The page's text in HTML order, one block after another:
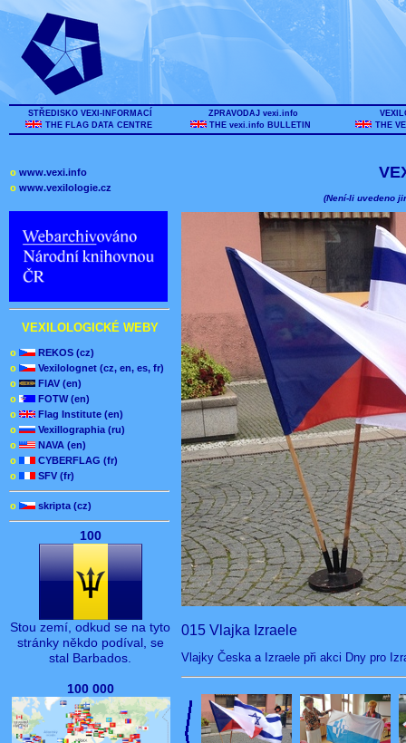
STŘEDISKO VEXI-INFORMACÍ
THE FLAG DATA CENTRE
ZPRAVODAJ vexi.info
THE vexi.info BULLETIN
THE
o www.vexi.info
o www.vexilologie.cz
VEXILOLOGICKÉ WEBY
o
REKOS (cz)
o
Vexilolognet (cz, en, es, fr)
o
FIAV (en)
o
FOTW (en)
o
Flag Institute (en)
o
Vexillographia (ru)
o
NAVA (en)
o
CYBERFLAG (fr)
o
SFV (fr)
o skripta (cz)
100
Stou zemí, odkud se na tyto
stránky někdo podíval, se
stal Barbados.
100 000
(Není-li uvedeno
015 Vlajka Izraele
Vlajky Česka a Izraele při akci Dny pro